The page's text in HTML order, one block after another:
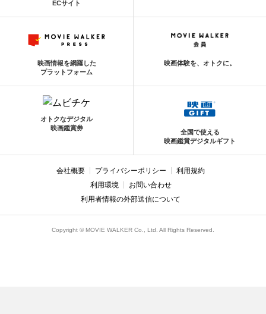
ECサイト
映画情報を網羅した
プラットフォーム
映画体験を、オトクに。
オトクなデジタル
映画鑑賞券
全国で使える
映画鑑賞デジタルギフト
会社概要 プライバシーポリシー
利用規約
利用環境
お問い合わせ
利用者情報の外部送信について
Copyright © MOVIE WALKER Co., Ltd. All Rights Reserved.